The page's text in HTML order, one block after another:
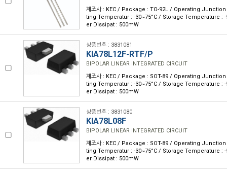
제조사 : KEC / Package : TO-92L / Operating Junction
ting Temperatur : -30~75°C / Storage Temperature : -
er Dissipat : 500mW
상품번호 : 3831081
KIA78L12F-RTF/P
BIPOLAR LINEAR INTEGRATED CIRCUIT
제조사 : KEC / Package : SOT-89 / Operating Junction
ting Temperatur : -30~75°C / Storage Temperature : -
er Dissipat : 500mW
상품번호 : 3831080
KIA78L08F
BIPOLAR LINEAR INTEGRATED CIRCUIT
제조사 : KEC / Package : SOT-89 / Operating Junction
ting Temperatur : -30~75°C / Storage Temperature : -
er Dissipat : 500mW